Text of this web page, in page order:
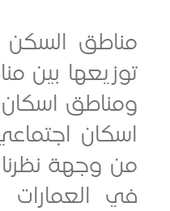
السكن في
بين مناطق
اسكان
اجتماعي
نظرنا ان